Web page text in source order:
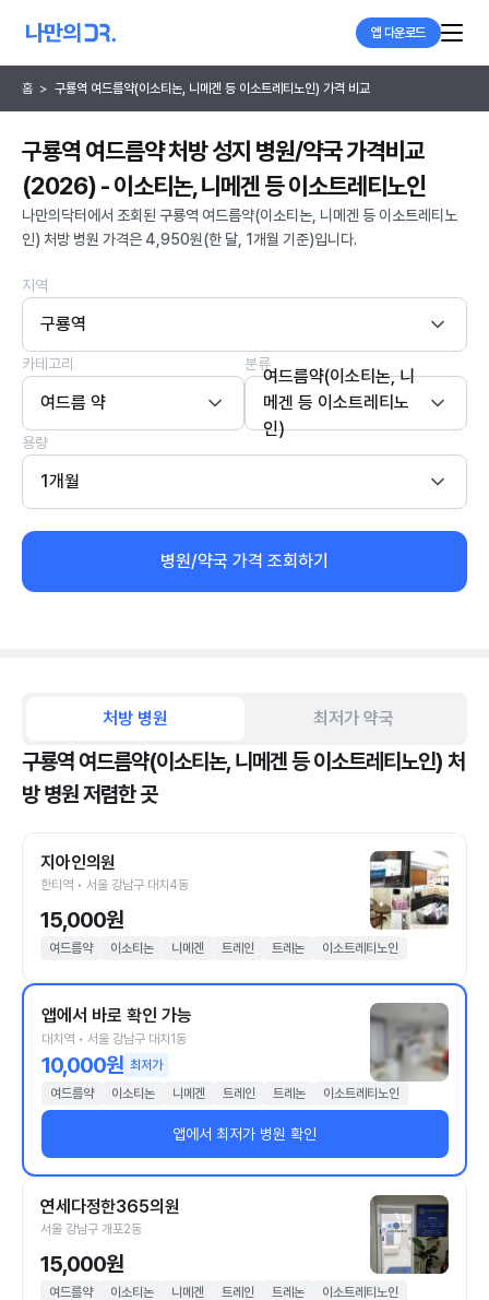
앱 다운로드
홈 > 구룡역 여드름약(이소티논, 니메겐 등 이소트레티노인) 가격 비교
구룡역 여드름약 처방 성지 병원/약국 가격비교
(2026) - 이소티논, 니메겐 등 이소트레티노인
나만의닥터에서 조회된 구룡역 여드름약(이소티논, 니메겐 등 이소트레티노
인) 처방 병원 가격은 4,950원(한 달, 1개월 기준)입니다.
지역
구룡역
카테고리
여드름 약
분류
여드름약(이소티논, 니
메겐 등 이소트레티노
인)
용량
1개월
병원/약국 가격 조회하기
처방 병원 최저가 약국
구룡역 여드름약(이소티논, 니메겐 등 이소트레티노인) 처
방 병원 저렴한 곳
지아인의원
한티역 • 서울 강남구 대치4동
15,000원
여드름약 이소티논 니메겐 트레인 트레논 이소트레티노인
앱에서 바로 확인 가능
대치역 • 서울 강남구 대치1동
10,000원 최저가
여드름약
이소티논 니메겐 트레인 트레논 이소트레티노인
앱에서 최저가 병원 확인
연세다정한365의원
서울 강남구 개포2동
15,000원
여드름약 이소티논 니메겐 트레인 트레논 이소트레티노인